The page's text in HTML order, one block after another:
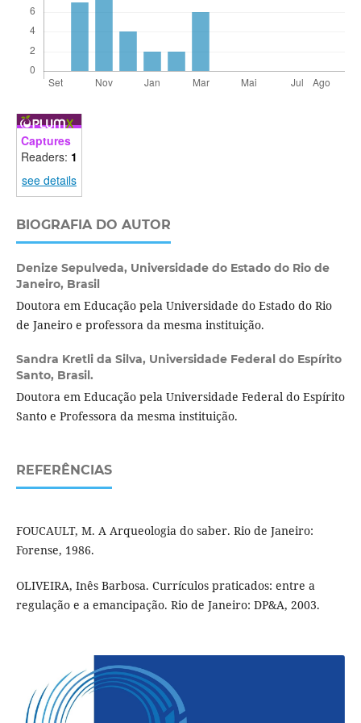
Captures
Readers: 1
see details
BIOGRAFIA DO AUTOR
Denize Sepulveda, Universidade do Estado do Rio de
Janeiro, Brasil
Doutora em Educação pela Universidade do Estado do Rio
de Janeiro e professora da mesma instituição.
Sandra Kretli da Silva, Universidade Federal do Espírito
Santo, Brasil.
Doutora em Educação pela Universidade Federal do Espírito
Santo e Professora da mesma instituição.
REFERÊNCIAS
FOUCAULT, M. A Arqueologia do saber. Rio de Janeiro:
Forense, 1986.
OLIVEIRA, Inês Barbosa. Currículos praticados: entre a
regulação e a emancipação. Rio de Janeiro: DP&A, 2003.